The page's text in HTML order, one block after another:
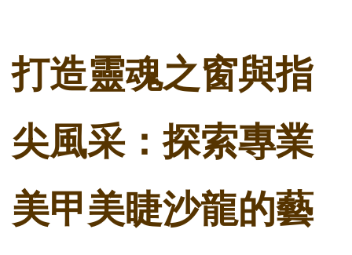
打造靈魂之窗與指
尖風采：探索專業
美甲美睫沙龍的藝